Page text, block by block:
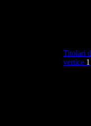
Titolari
vertice 1